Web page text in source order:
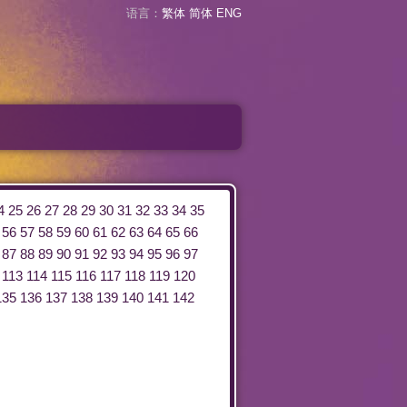
语言： 繁体 简体 ENG
25 26 27 28 29 30 31 32 33 34 35
56 57 58 59 60 61 62 63 64 65 66
87 88 89 90 91 92 93 94 95 96 97
113 114 115 116 117 118 119 120
136 137 138 139 140 141 142